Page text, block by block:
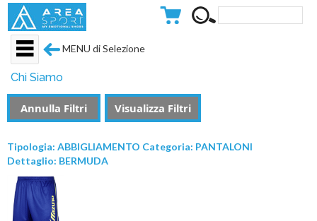
MENU di Selezione
Chi Siamo
Annulla Filtri Visualizza Filtri
Tipologia: ABBIGLIAMENTO Categoria: PANTALONI
Dettaglio: BERMUDA